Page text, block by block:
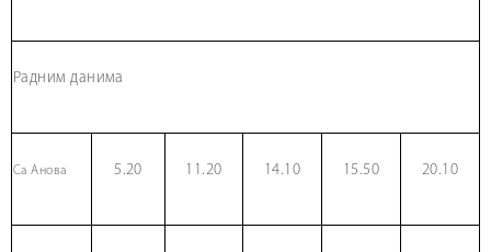
Радним данима
Са Анова 5.20 11.20 14.10 15.50 20.10